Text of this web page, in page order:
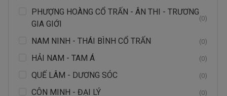
PHƯỢNG HOÀNG CỔ TRẤN - ÂN THI - TRƯƠNG
GIA GIỚI
(0)
NAM NINH - THÁI BÌNH CỔ TRẤN (0)
HẢI NAM - TAM Á (0)
QUẾ LÂM - DƯƠNG SÓC (0)
CÔN MINH - ĐẠI LÝ (0)